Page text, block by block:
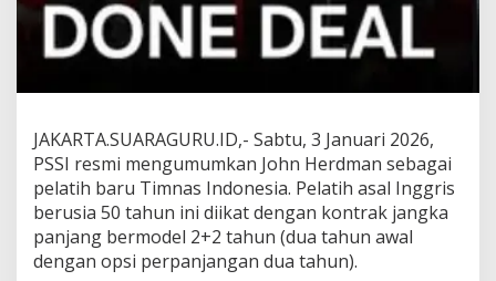
n
m
L
a
t
i
h
G
a
r
JAKARTA.SUARAGURU.ID,- Sabtu, 3 Januari 2026,
PSSI resmi mengumumkan John Herdman sebagai
pelatih baru Timnas Indonesia. Pelatih asal Inggris
berusia 50 tahun ini diikat dengan kontrak jangka
panjang bermodel 2+2 tahun (dua tahun awal
dengan opsi perpanjangan dua tahun).